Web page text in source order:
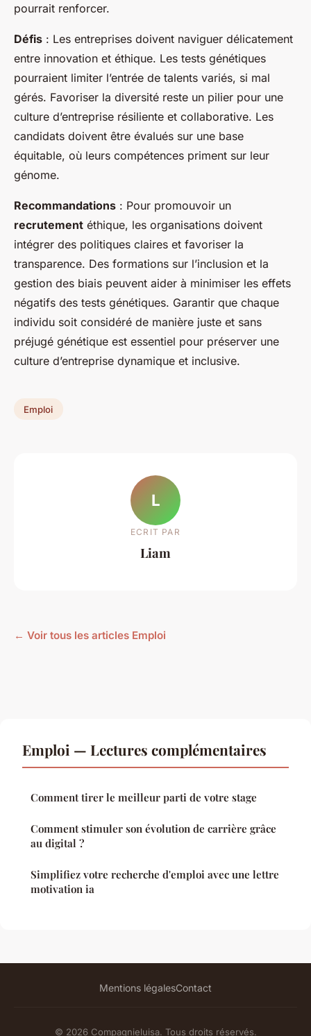
pourrait renforcer.
Défis : Les entreprises doivent naviguer délicatement
entre innovation et éthique. Les tests génétiques
pourraient limiter l’entrée de talents variés, si mal
gérés. Favoriser la diversité reste un pilier pour une
culture d’entreprise résiliente et collaborative. Les
candidats doivent être évalués sur une base
équitable, où leurs compétences priment sur leur
génome.
Recommandations : Pour promouvoir un
recrutement éthique, les organisations doivent
intégrer des politiques claires et favoriser la
transparence. Des formations sur l’inclusion et la
gestion des biais peuvent aider à minimiser les effets
négatifs des tests génétiques. Garantir que chaque
individu soit considéré de manière juste et sans
préjugé génétique est essentiel pour préserver une
culture d’entreprise dynamique et inclusive.
Emploi
L
ECRIT PAR
Liam
← Voir tous les articles Emploi
Emploi — Lectures complémentaires
Comment tirer le meilleur parti de votre stage
Comment stimuler son évolution de carrière grâce
au digital ?
Simplifiez votre recherche d'emploi avec une lettre
motivation ia
Mentions légalesContact
© 2026 Compagnieluisa. Tous droits réservés.